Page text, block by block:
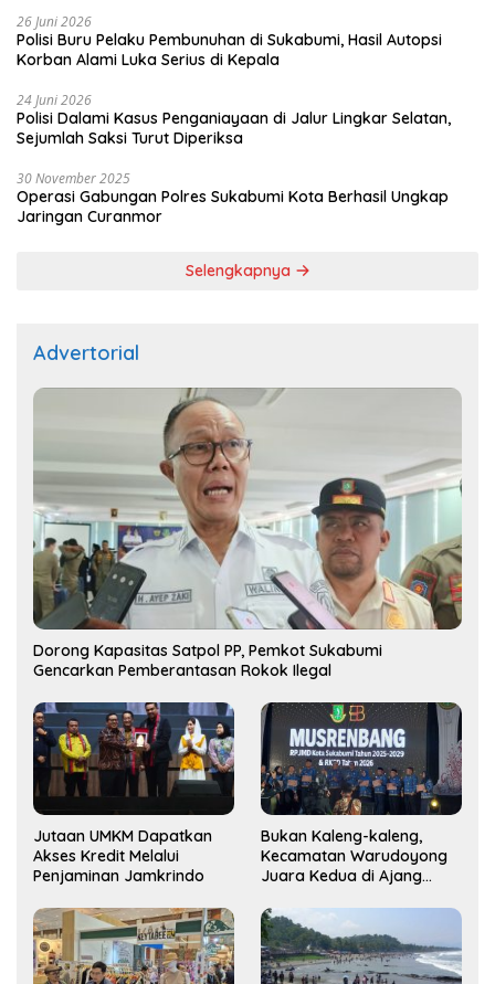
26 Juni 2026
Polisi Buru Pelaku Pembunuhan di Sukabumi, Hasil Autopsi
Korban Alami Luka Serius di Kepala
24 Juni 2026
Polisi Dalami Kasus Penganiayaan di Jalur Lingkar Selatan,
Sejumlah Saksi Turut Diperiksa
30 November 2025
Operasi Gabungan Polres Sukabumi Kota Berhasil Ungkap
Jaringan Curanmor
Selengkapnya
Advertorial
Dorong Kapasitas Satpol PP, Pemkot Sukabumi
Gencarkan Pemberantasan Rokok Ilegal
Jutaan UMKM Dapatkan
Akses Kredit Melalui
Penjaminan Jamkrindo
Bukan Kaleng-kaleng,
Kecamatan Warudoyong
Juara Kedua di Ajang
2025